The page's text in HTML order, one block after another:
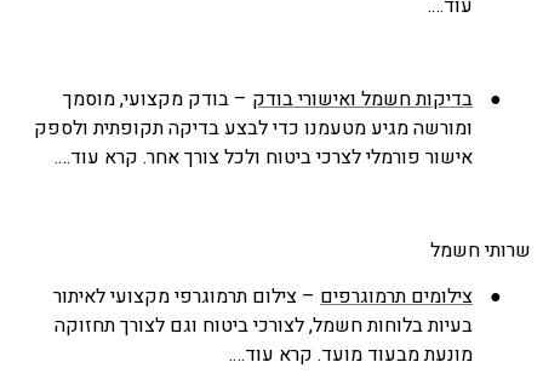
עוד….
בדיקות חשמל ואישורי בודק– בודק מקצועי, מוסמך
ומורשה מגיע מטעמנו כדי לבצע בדיקה תקופתית ולספק
אישור פורמלי לצרכי ביטוח ולכל צורך אחר. קרא עוד….
חשמל
צילומים תרמוגרפים– צילום תרמוגרפי מקצועי לאיתור
בעיות בלוחות חשמל, לצורכי ביטוח וגם לצורך תחזוקה
מונעת מבעוד מועד. קרא עוד….